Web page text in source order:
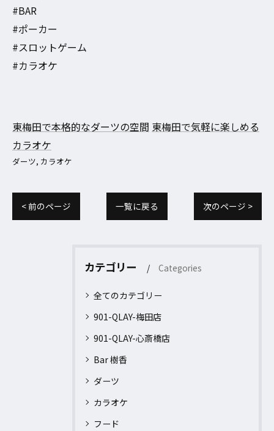
#BAR
#ポーカー
#スロットゲーム
#カラオケ
東梅田で本格的なダーツの空間 東梅田で気軽に楽しめる
カラオケ
ダーツ カラオケ
< 前のページ 一覧に戻る 次のページ >
カテゴリー Categories
全てのカテゴリー
901-QLAY-梅田店
901-QLAY-心斎橋店
Bar 樹香
ダーツ
カラオケ
フード